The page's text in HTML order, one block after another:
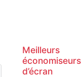
Meilleurs
économiseurs
d’écran